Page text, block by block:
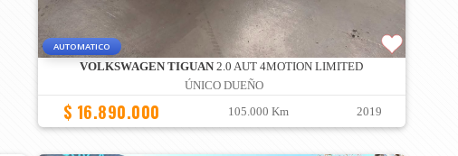
AUTOMATICO
VOLKSWAGEN TIGUAN 2.0 AUT 4MOTION LIMITED
ÚNICO DUEÑO
$ 16.890.000 105.000 Km 2019